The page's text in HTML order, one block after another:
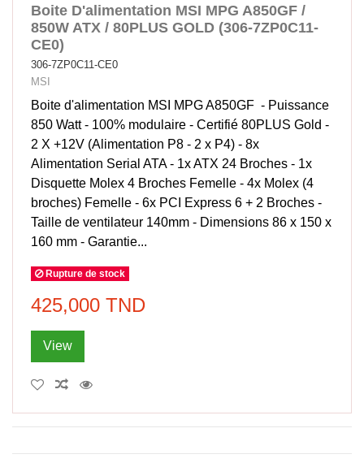
Boite D'alimentation MSI MPG A850GF /
850W ATX / 80PLUS GOLD (306-7ZP0C11-
CE0)
306-7ZP0C11-CE0
MSI
Boite d'alimentation MSI MPG A850GF - Puissance
850 Watt - 100% modulaire - Certifié 80PLUS Gold -
2 X +12V (Alimentation P8 - 2 x P4) - 8x
Alimentation Serial ATA - 1x ATX 24 Broches - 1x
Disquette Molex 4 Broches Femelle - 4x Molex (4
broches) Femelle - 6x PCI Express 6 + 2 Broches -
Taille de ventilateur 140mm - Dimensions 86 x 150 x
160 mm - Garantie...
Rupture de stock
425,000 TND
View